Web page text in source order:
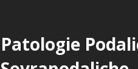
Patologie